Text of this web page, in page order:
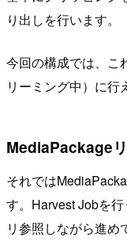
り出しを行います。
今回の構成では、こ
リーミング中）に行
MediaPackage
それでは
す。Harvest Jobを
リ参照しながら進め